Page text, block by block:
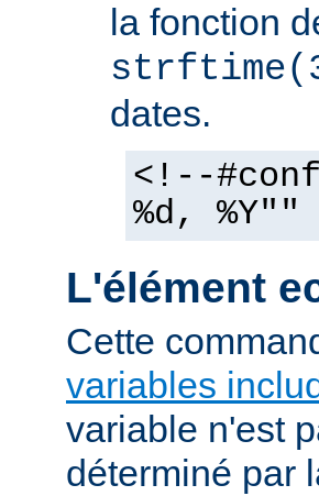
la fonction
dates.
<!--
%d,
L'élément
Cette
variables
variable n'est
déterminé par